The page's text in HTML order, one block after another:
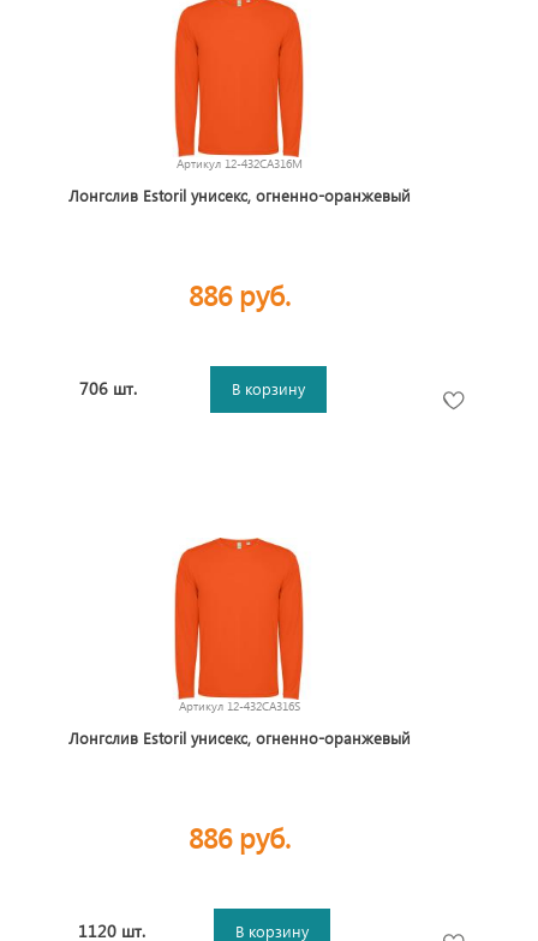
Артикул 12-432CA316M
Лонгслив Estoril унисекс, огненно-оранжевый
886 руб.
706 шт. В корзину
Артикул 12-432CA316S
Лонгслив Estoril унисекс, огненно-оранжевый
886 руб.
1120 шт. В корзину